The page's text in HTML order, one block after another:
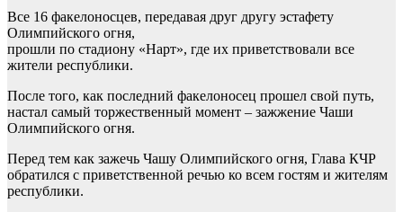
Все 16 факелоносцев, передавая друг другу эстафету
Олимпийского огня,
прошли по стадиону «Нарт», где их приветствовали все
жители республики.
После того, как последний факелоносец прошел свой путь,
настал самый торжественный момент – зажжение Чаши
Олимпийского огня.
Перед тем как зажечь Чашу Олимпийского огня, Глава КЧР
обратился с приветственной речью ко всем гостям и жителям
республики.